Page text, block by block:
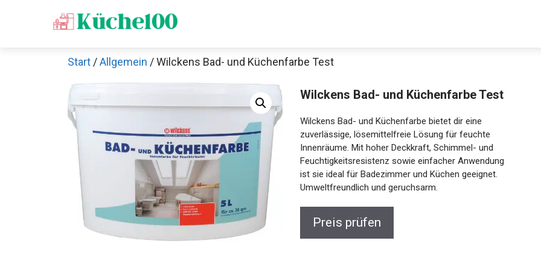
Start /Allgemein / Wilckens Bad- und Küchenfarbe Test
Wilckens Bad- und Küchenfarbe Test
Wilckens Bad- und Küchenfarbe bietet dir eine
zuverlässige, lösemittelfreie Lösung für feuchte
Innenräume. Mit hoher Deckkraft, Schimmel- und
Feuchtigkeitsresistenz sowie einfacher Anwendung
ist sie ideal für Badezimmer und Küchen geeignet.
Umweltfreundlich und geruchsarm.
Preis prüfen